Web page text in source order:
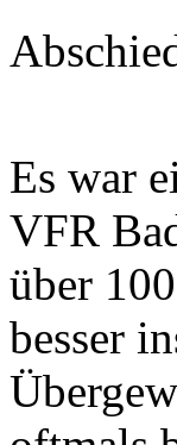
Es war
VFR
über
besser